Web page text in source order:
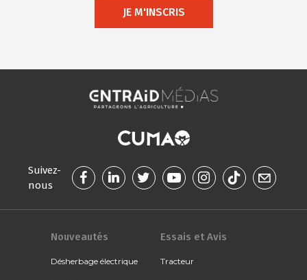
JE M'INSCRIS
Suivez-
nous
Nouveautés
Désherbage électrique
Essais et Avis
Tracteur